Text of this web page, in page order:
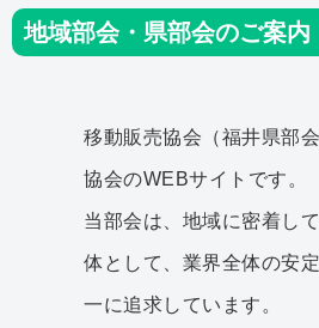
地域部会・県部会のご案内
移動販売協会（福井県部
協会のWEBサイトです。
当部会は、地域に密着し
体として、業界全体の安
一に追求しています。